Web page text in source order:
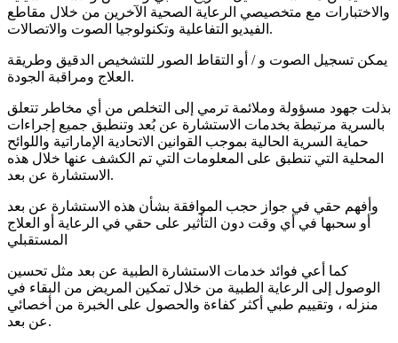
والاختبارات مع متخصيصي الرعاية الصحية الآخرين من خلال مقاطع
الفيديو التفاعلية وتكنولوجيا الصوت والاتصالات.
يمكن تسجيل الصوت و / أو التقاط الصور للتشخيص الدقيق وطريقة
العلاج ومراقبة الجودة.
بذلت جهود مسؤولة وملائمة ترمي إلى التخلص من أي مخاطر تتعلق
بالسرية مرتبطة بخدمات الاستشارة عن بُعد وتنطبق جميع إجراءات
حماية السرية الحالية بموجب القوانين الاتحادية الإماراتية واللوائح
المحلية التي تنطبق على المعلومات التي تم الكشف عنها خلال هذه
الاستشارة عن بعد.
وأفهم حقي في جواز حجب الموافقة بشأن هذه الاستشارة عن بعد
أو سحبها في أي وقت دون التأثير على حقي في الرعاية أو العلاج
المستقبلي
كما أعي فوائد خدمات الاستشارة الطبية عن بعد مثل تحسين
الوصول إلى الرعاية الطبية من خلال تمكين المريض من البقاء في
منزله ، وتقييم طبي أكثر كفاءة والحصول على الخبرة من أخصائي
عن بعد.